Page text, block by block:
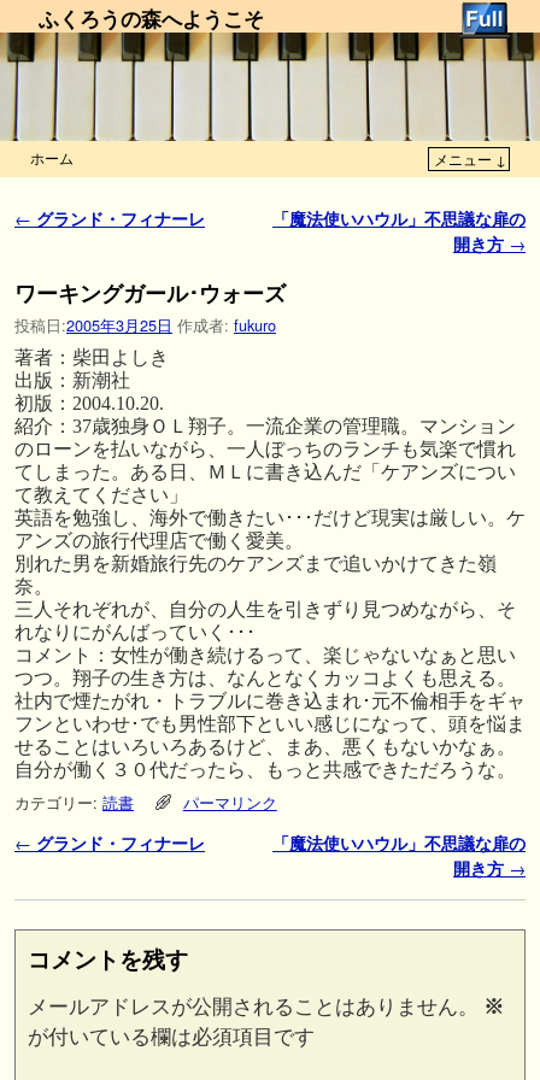
ふくろうの森へようこそ
ホーム メニュー ↓
投稿ナビゲーション
← グランド・フィナーレ
「魔法使いハウル」不思議な扉の
開き方 →
ワーキングガール･ウォーズ
投稿日:2005年3月25日 作成者: fukuro
著者：柴田よしき
出版：新潮社
初版：2004.10.20.
紹介：37歳独身ＯＬ翔子。一流企業の管理職。マンション
のローンを払いながら、一人ぼっちのランチも気楽で慣れ
てしまった。ある日、ＭＬに書き込んだ「ケアンズについ
て教えてください」
英語を勉強し、海外で働きたい･･･だけど現実は厳しい。ケ
アンズの旅行代理店で働く愛美。
別れた男を新婚旅行先のケアンズまで追いかけてきた嶺
奈。
三人それぞれが、自分の人生を引きずり見つめながら、そ
れなりにがんばっていく･･･
コメント：女性が働き続けるって、楽じゃないなぁと思い
つつ。翔子の生き方は、なんとなくカッコよくも思える。
社内で煙たがれ・トラブルに巻き込まれ･元不倫相手をギャ
フンといわせ･でも男性部下といい感じになって、頭を悩ま
せることはいろいろあるけど、まあ、悪くもないかなぁ。
自分が働く３０代だったら、もっと共感できただろうな。
カテゴリー: 読書 パーマリンク
投稿ナビゲーション
← グランド・フィナーレ
「魔法使いハウル」不思議な扉の
開き方 →
コメントを残す
メールアドレスが公開されることはありません。
※
が付いている欄は必須項目です